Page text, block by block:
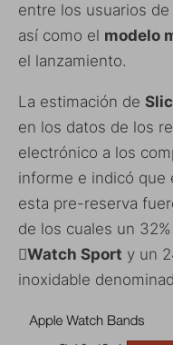
entre los usuarios
así como el modelo
el lanzamiento.
La estimación de
en los datos de los
electrónico a los
informe e indicó que
esta pre-reserva
de los cuales un
Watch Sport y un
inoxidable